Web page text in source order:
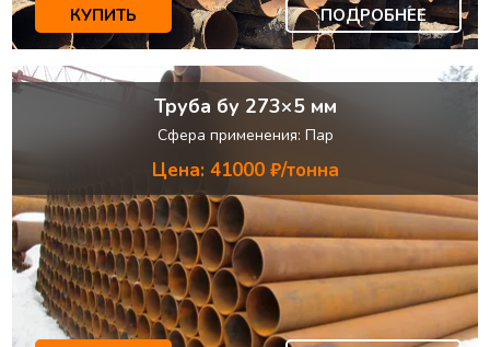
КУПИТЬ ПОДРОБНЕЕ
Труба бу 273×5 мм
Сфера применения: Пар
Цена: 41000 ₽/тонна